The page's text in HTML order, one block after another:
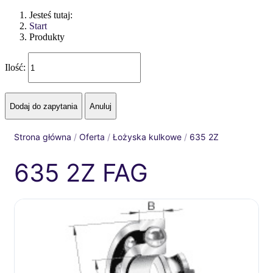
Jesteś tutaj:
Start
Produkty
Ilość:
Strona główna / Oferta / Łożyska kulkowe / 635 2Z
635 2Z FAG